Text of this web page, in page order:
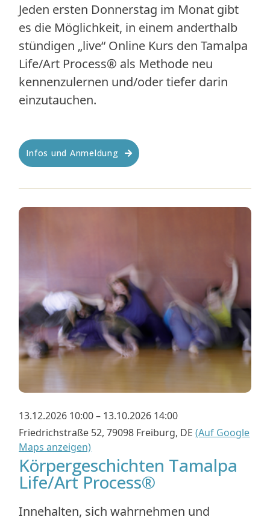
Jeden ersten Donnerstag im Monat gibt
es die Möglichkeit, in einem anderthalb
stündigen „live“ Online Kurs den Tamalpa
Life/Art Process® als Methode neu
kennenzulernen und/oder tiefer darin
einzutauchen.
Infos und Anmeldung
13.12.2026 10:00 – 13.10.2026 14:00
Friedrichstraße 52, 79098 Freiburg, DE(Auf Google
Maps anzeigen)
Körpergeschichten Tamalpa
Life/Art Process®
Innehalten, sich wahrnehmen und